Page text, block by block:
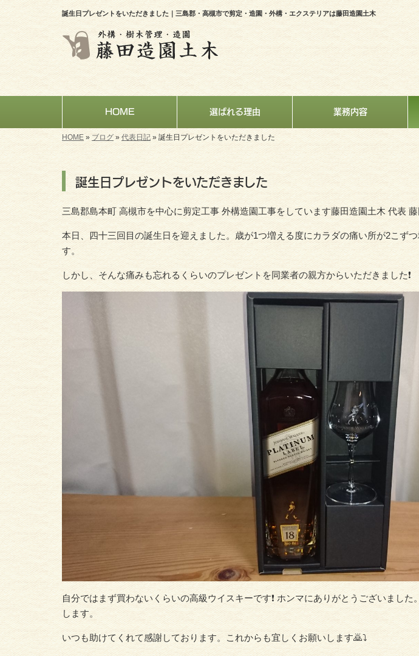
誕生日プレゼントをいただきました｜三島郡・高槻市で剪定・造園・外構・エクステリアは藤田造園土木
HOME 選ばれる理由 業務内容
HOME » ブログ » 代表日記 » 誕生日プレゼントをいただきました
誕生日プレゼントをいただきました
三島郡島本町 高槻市を中心に剪定工事 外構造園工事をしています藤田造園土木 代表 藤
本日、四十三回目の誕生日を迎えました。歳が1つ増える度にカラダの痛い所が2こず
す。
しかし、そんな痛みも忘れるくらいのプレゼントを同業者の親方からいただきました❗
自分ではまず買わないくらいの高級ウイスキーです❗ ホンマにありがとうございまし
します。
いつも助けてくれて感謝しております。これからも宜しくお願いします🙇⤵